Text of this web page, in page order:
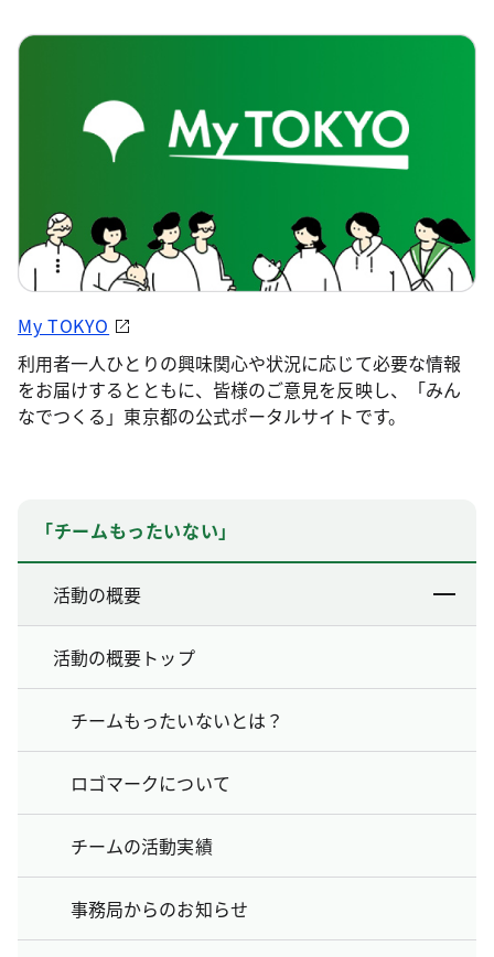
My TOKYO
利用者一人ひとりの興味関心や状況に応じて必要な情報
をお届けするとともに、皆様のご意見を反映し、「みん
なでつくる」東京都の公式ポータルサイトです。
「チームもったいない」
活動の概要
活動の概要トップ
チームもったいないとは？
ロゴマークについて
チームの活動実績
事務局からのお知らせ